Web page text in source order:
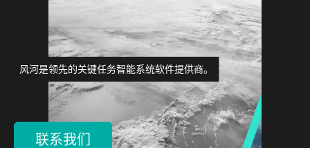
风河是领先的关键任务智能系统软件提供商。
联系我们